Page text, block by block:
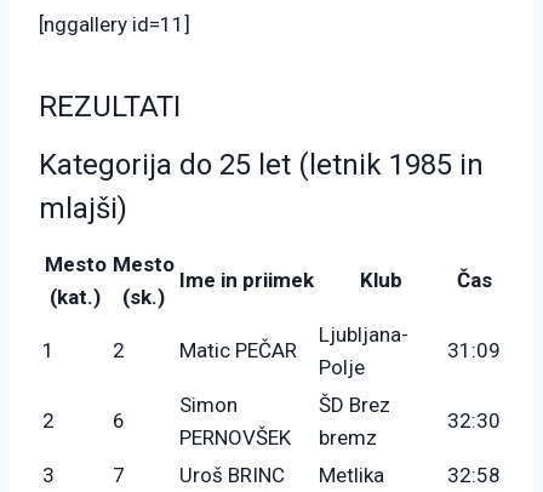
[nggallery id=11]
REZULTATI
Kategorija do 25 let (letnik 1985 in
mlajši)
Mesto
(kat.)
Mesto
(sk.)
Ime in priimek Klub Čas
1 2 Matic PEČAR
Ljubljana-
Polje
31:09
2 6
Simon
PERNOVŠEK
ŠD Brez
bremz
32:30
3 7 Uroš BRINC Metlika 32:58